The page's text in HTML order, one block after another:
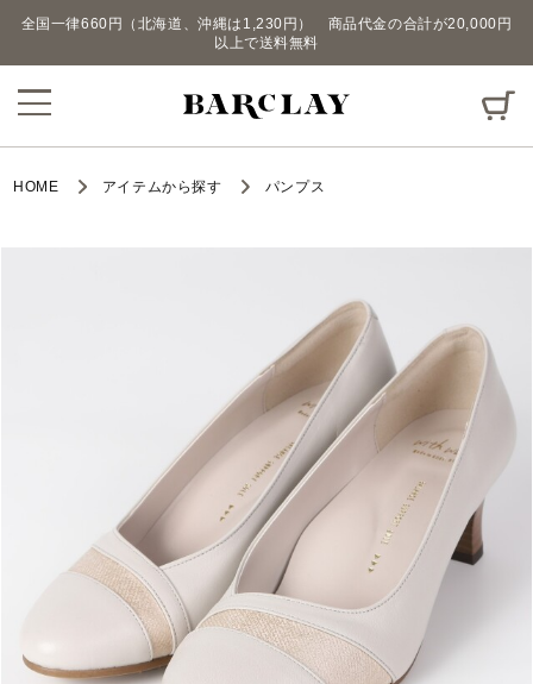
全国一律660円（北海道、沖縄は1,230円） 商品代金の合計が20,000円
以上で送料無料
HOME アイテムから探す パンプス